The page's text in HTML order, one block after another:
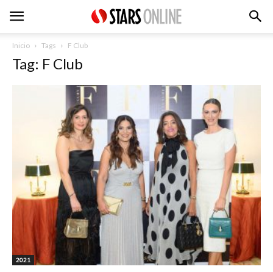
Inicio Tags F Club
Tag: F Club
2021